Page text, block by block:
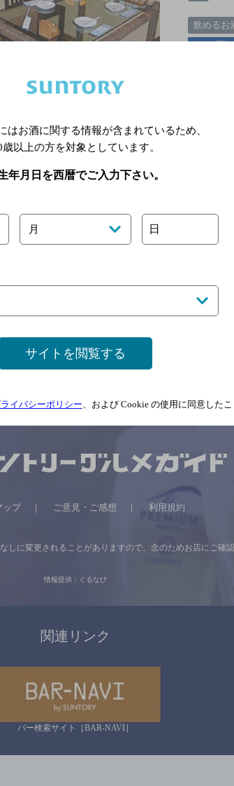
クーポン
飲めるお
関連ページ
ップ ご意見・ご感想 利用規約
しに変更されることがありますので、 念のためお店にご確
情報提供：ぐるなび
関連リンク
バー検索サイト［BAR-NAVI］
はお酒に関する情報が含まれているため、
歳以上の方を対象としています。
年月日を西暦でご入力下さい。
月 日
サイトを閲覧する
イバシーポリシー 、および Cookie の使用に同意したこ